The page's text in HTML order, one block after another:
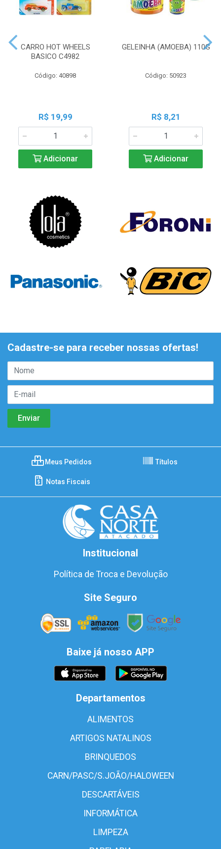
CARRO HOT WHEELS
BASICO C4982
Código: 40898
R$ 19,99
Adicionar
GELEINHA (AMOEBA) 110G
Código: 50923
R$ 8,21
Adicionar
Cadastre-se para receber nossas ofertas!
Meus Pedidos Títulos
Notas Fiscais
Institucional
Política de Troca e Devolução
Site Seguro
Baixe já nosso APP
Departamentos
ALIMENTOS
ARTIGOS NATALINOS
BRINQUEDOS
CARN/PASC/S.JOÃO/HALOWEEN
DESCARTÁVEIS
INFORMÁTICA
LIMPEZA